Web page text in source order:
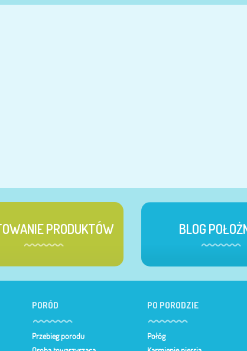
PRODUKTÓW BLOG
PORÓD
Przebieg porodu
PO PORODZIE
Połóg